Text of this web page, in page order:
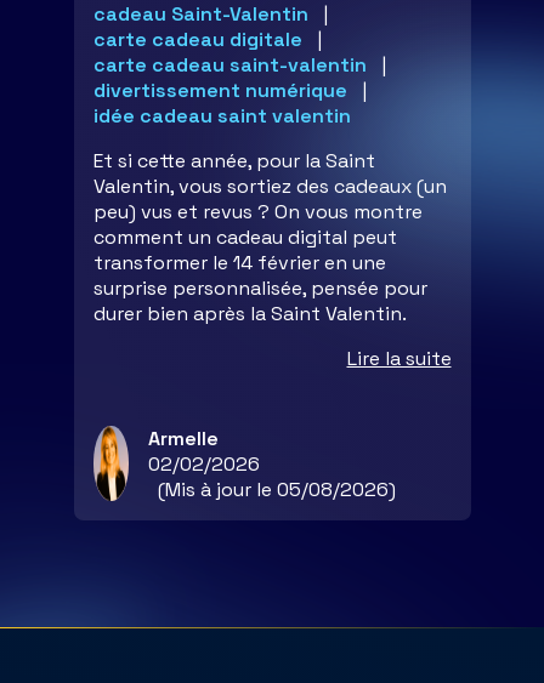
cadeau Saint-Valentin
carte cadeau digitale
carte cadeau saint-valentin
divertissement numérique
idée cadeau saint valentin
Et si cette année, pour la Saint
Valentin, vous sortiez des cadeaux (un
peu) vus et revus ? On vous montre
comment un cadeau digital peut
transformer le 14 février en une
surprise personnalisée, pensée pour
durer bien après la Saint Valentin.
Lire la suite
Armelle
02/02/2026
(Mis à jour le 05/08/2026)